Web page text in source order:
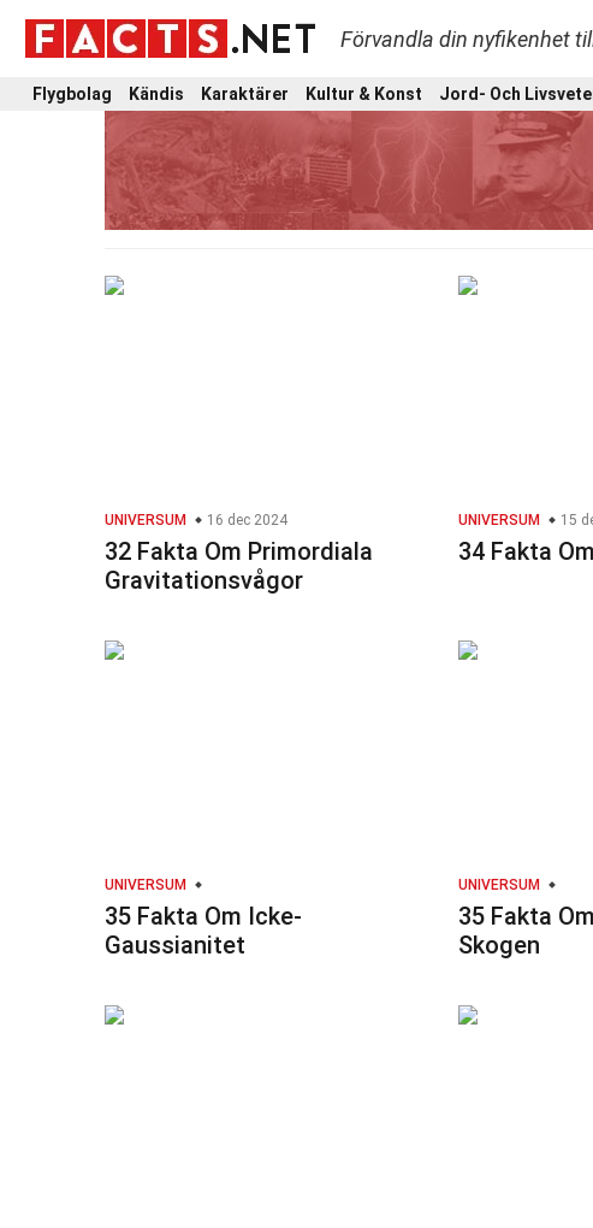
Förvandla din nyfikenhet
Flygbolag Kändis Karaktärer Kultur & Konst Jord- Och
UNIVERSUM 16 dec 2024
32 Fakta Om Primordiala
Gravitationsvågor
UNIVERSUM 15
34 Fakta
UNIVERSUM
35 Fakta Om Icke-
Gaussianitet
UNIVERSUM
35 Fakta
Skogen